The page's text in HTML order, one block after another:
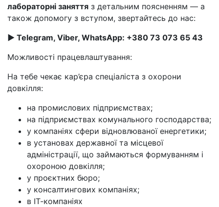
лабораторні заняття з детальним поясненням — а
також допомогу з вступом, звертайтесь до нас:
► Telegram, Viber, WhatsApp: +380 73 073 65 43
Можливості працевлаштування:
На тебе чекає кар’єра спеціаліста з охорони
довкілля:
на промислових підприємствах;
на підприємствах комунального господарства;
у компаніях сфери відновлюваної енергетики;
в установах державної та місцевої
адміністрації, що займаються формуванням і
охороною довкілля;
у проєктних бюро;
у консалтингових компаніях;
в ІТ-компаніях